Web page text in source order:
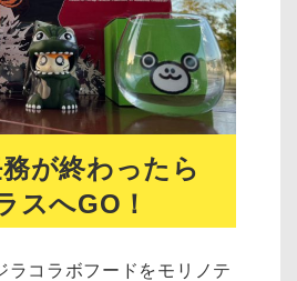
が終わったら
スへGO！
ラコラボフードをモリノテ